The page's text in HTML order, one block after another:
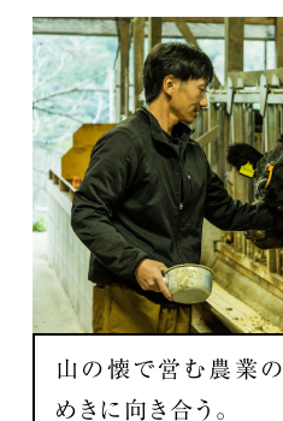
山の懐で営む農業の
めきに向き合う。